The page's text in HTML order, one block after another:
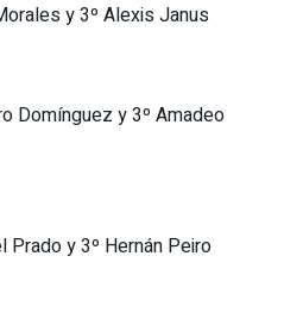
y 3º Alexis Janus
Domínguez y 3º Amadeo
Prado y 3º Hernán Peiro